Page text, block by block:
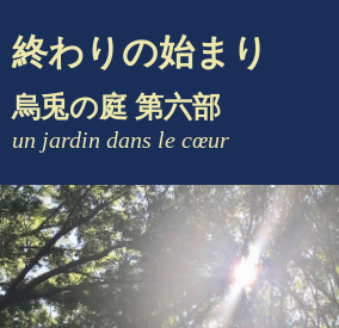
終わりの始まり
烏兎の庭 第六部
un jardin dans le cœur